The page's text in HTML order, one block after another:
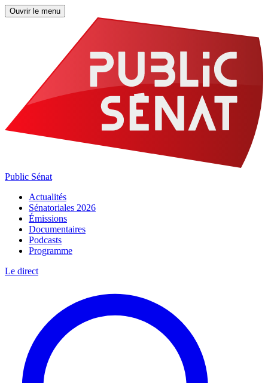
Ouvrir le menu
Public Sénat
Actualités
Sénatoriales 2026
Émissions
Documentaires
Podcasts
Programme
Le direct